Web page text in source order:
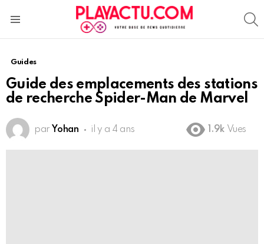
Guides
Guide des emplacements des stations
de recherche Spider-Man de Marvel
par Yohan il y a 4 ans 1.9k Vues